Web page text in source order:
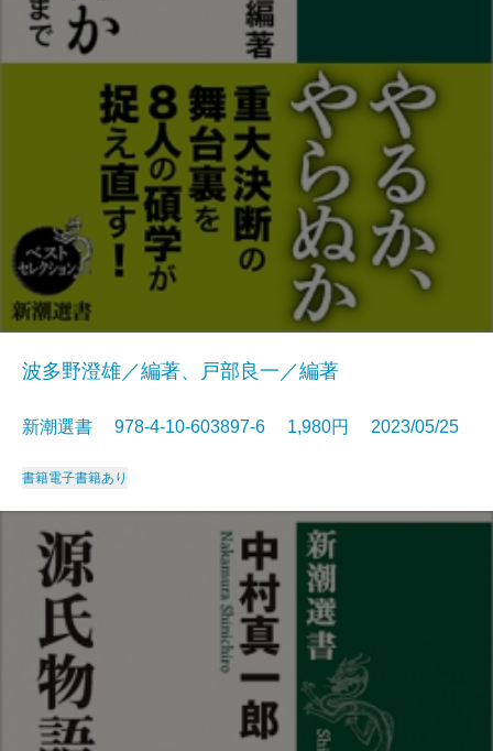
波多野澄雄／編著、戸部良一／編著
新潮選書 978-4-10-603897-6 1,980円 2023/05/25
書籍電子書籍あり